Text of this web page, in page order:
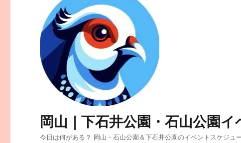
岡山｜下石井公園・石山公園イ
今日は何がある？ 岡山・石山公園＆下石井公園のイベントスケジュ